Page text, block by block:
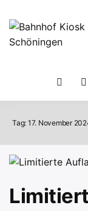
Inhalt
springen
Tag: 17. November